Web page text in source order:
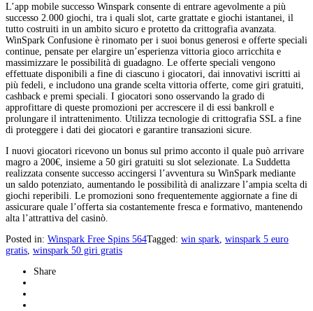
L’app mobile successo Winspark consente di entrare agevolmente a più
successo 2.000 giochi, tra i quali slot, carte grattate e giochi istantanei, il
tutto costruiti in un ambito sicuro e protetto da crittografia avanzata.
WinSpark Confusione è rinomato per i suoi bonus generosi e offerte speciali
continue, pensate per elargire un’esperienza vittoria gioco arricchita e
massimizzare le possibilità di guadagno. Le offerte speciali vengono
effettuate disponibili a fine di ciascuno i giocatori, dai innovativi iscritti ai
più fedeli, e includono una grande scelta vittoria offerte, come giri gratuiti,
cashback e premi speciali. I giocatori sono osservando la grado di
approfittare di queste promozioni per accrescere il di essi bankroll e
prolungare il intrattenimento. Utilizza tecnologie di crittografia SSL a fine
di proteggere i dati dei giocatori e garantire transazioni sicure.
I nuovi giocatori ricevono un bonus sul primo acconto il quale può arrivare
magro a 200€, insieme a 50 giri gratuiti su slot selezionate. La Suddetta
realizzata consente successo accingersi l’avventura su WinSpark mediante
un saldo potenziato, aumentando le possibilità di analizzare l’ampia scelta di
giochi reperibili. Le promozioni sono frequentemente aggiornate a fine di
assicurare quale l’offerta sia costantemente fresca e formativo, mantenendo
alta l’attrattiva del casinò.
Posted in: Winspark Free Spins 564Tagged: win spark, winspark 5 euro
gratis, winspark 50 giri gratis
Share